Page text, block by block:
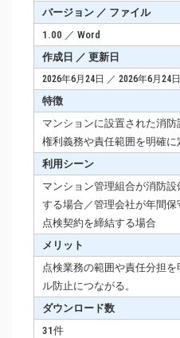
バージョン ／ ファイル
1.00 ／ Word
作成日 ／ 更新日
2026年6月24日 ／ 2026年6月24日
特徴
マンションに設置された消
権利義務や責任範囲を明確に
利用シーン
マンション管理組合が消防
する場合／管理会社が年間
点検契約を締結する場合
メリット
点検業務の範囲や責任分担
ル防止につながる。
ダウンロード数
31件